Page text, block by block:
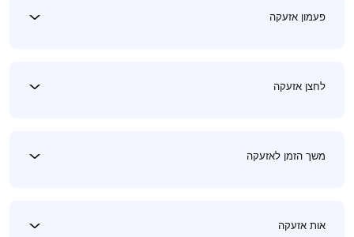
פעמון אזעקה
לחצן אזעקה
משך הזמן לאזעקה
אות אזעקה